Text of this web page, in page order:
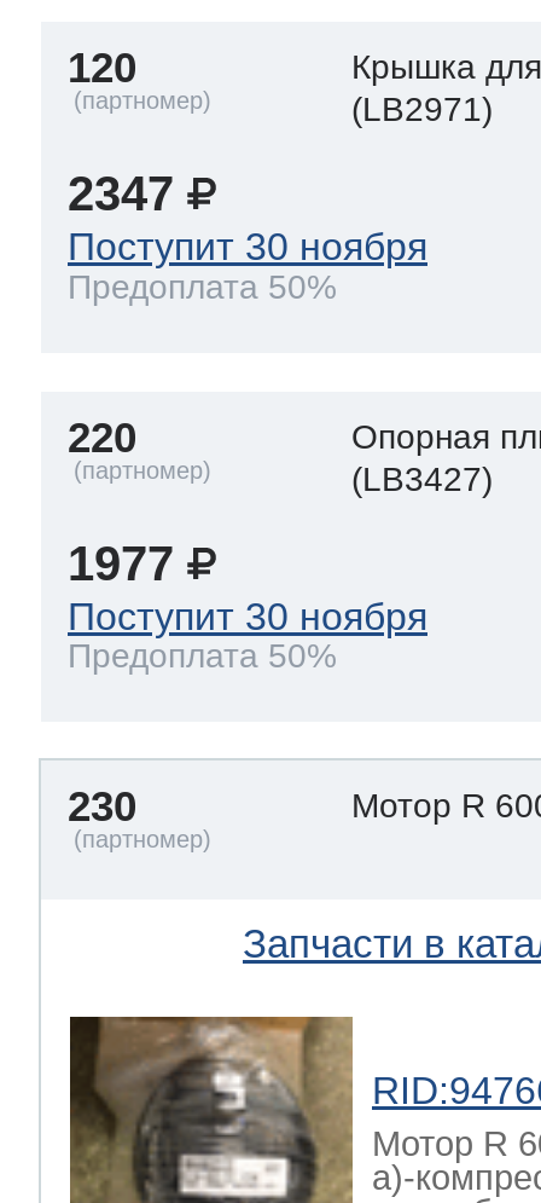
120
Крышка
(LB2971)
2347
Поступит 30 ноября
Предоплата 50%
220
Опорная
(LB3427)
1977
Поступит 30 ноября
Предоплата 50%
230 Мотор R
Запчасти в
Мотор R
a)-